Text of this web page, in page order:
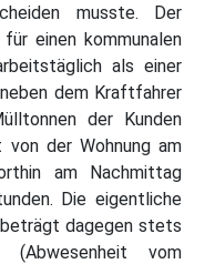
musste. Der
einen kommunalen
als einer
dem Kraftfahrer
der Kunden
der Wohnung am
am Nachmittag
Die eigentliche
dagegen stets
vom